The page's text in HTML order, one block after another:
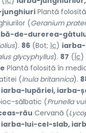
Plantă
(Geranium
de-durerea-
). 86 (Bot; îc)
glycyphyllus). 87 (Îc)
Plantă folosită în
(Inula britannica).
lupăriei, iarba-
sălbatic (Prunella
rău Cervană (
iarba-lui-cel-slab,